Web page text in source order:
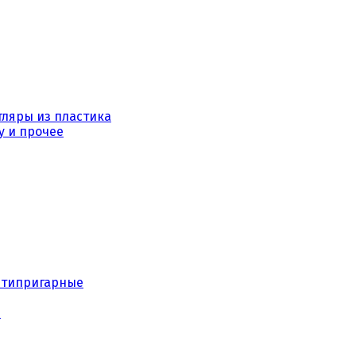
из пластика
и прочее